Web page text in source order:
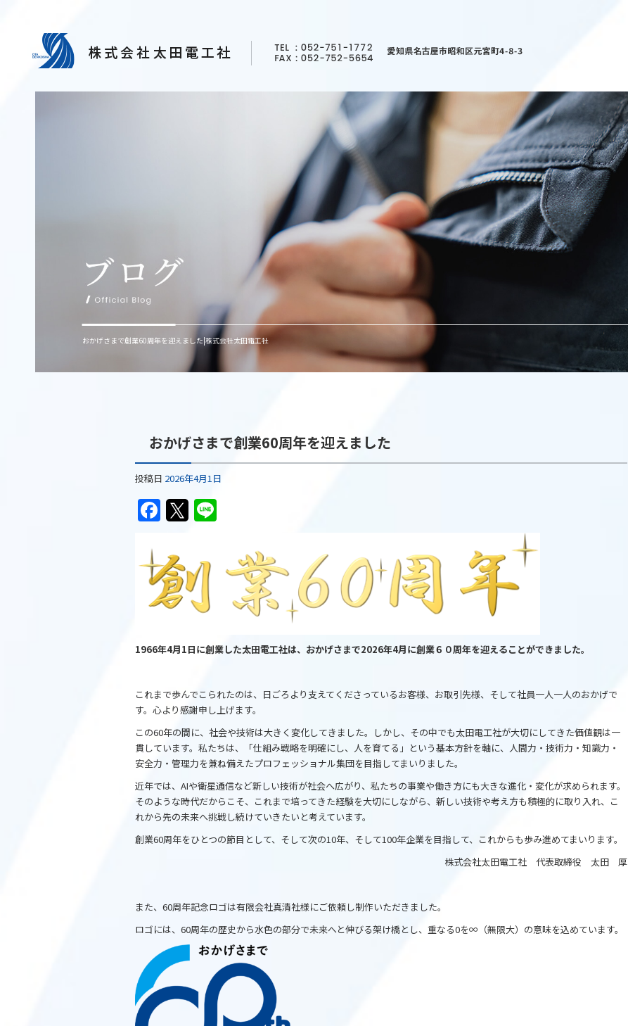
おかげさまで創業60周年を迎えました|株式会社太田電工社
おかげさまで創業60周年を迎えました
投稿日 2026年4月1日
F
a
c
e
b
o
T
w
itt
er
1966年4月1日に創業した太田電工社は、おかげさまで2026年4月に創業６０周年を迎えることができました。
これまで歩んでこられたのは、日ごろより支えてくださっているお客様、お取引先様、そして社員一人一人のおかげで
す。心より感謝申し上げます。
この60年の間に、社会や技術は大きく変化してきました。しかし、その中でも太田電工社が大切にしてきた価値観は一
貫しています。私たちは、「仕組み戦略を明確にし、人を育てる」という基本方針を軸に、人間力・技術力・知識力・
安全力・管理力を兼ね備えたプロフェッショナル集団を目指してまいりました。
近年では、AIや衛星通信など新しい技術が社会へ広がり、私たちの事業や働き方にも大きな進化・変化が求められます。
そのような時代だからこそ、これまで培ってきた経験を大切にしながら、新しい技術や考え方も積極的に取り入れ、こ
れから先の未来へ挑戦し続けていきたいと考えています。
創業60周年をひとつの節目として、そして次の10年、そして100年企業を目指して、これからも歩み進めてまいります。
株式会社太田電工社 代表取締役 太田 厚
また、60周年記念ロゴは有限会社真清社様にご依頼し制作いただきました。
ロゴには、60周年の歴史から水色の部分で未来へと伸びる架け橋とし、重なる0を∞（無限大）の意味を込めています。